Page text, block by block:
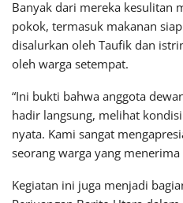
Banyak dari mereka kesulitan
pokok, termasuk makanan
disalurkan oleh Taufik dan
oleh warga setempat.
“Ini bukti bahwa anggota
hadir langsung, melihat
nyata. Kami sangat
seorang warga yang
Kegiatan ini juga menjadi